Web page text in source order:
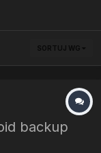
SORTUJ WG
backup